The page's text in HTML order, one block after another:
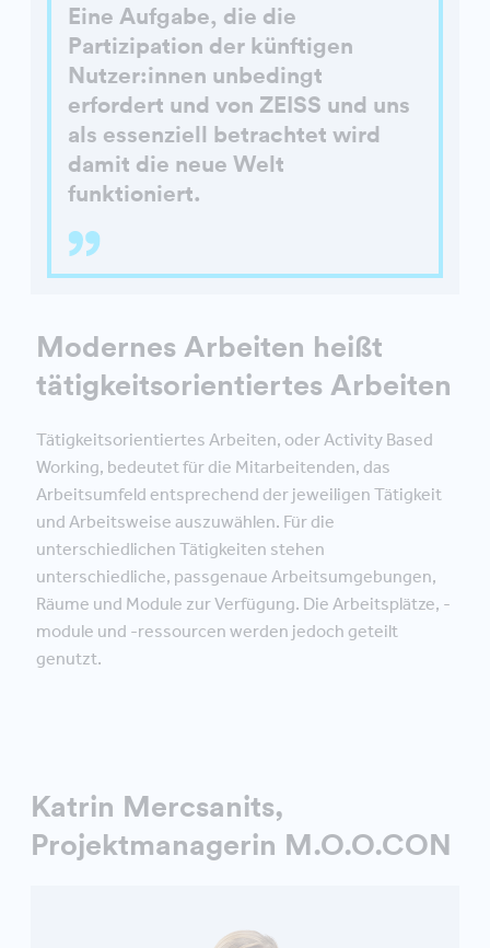
Eine Aufgabe, die die
Partizipation der künftigen
Nutzer:innen unbedingt
erfordert und von ZEISS und uns
als essenziell betrachtet wird
damit die neue Welt
funktioniert.
Modernes Arbeiten heißt
tätigkeitsorientiertes Arbeiten
Tätigkeitsorientiertes Arbeiten, oder Activity Based
Working, bedeutet für die Mitarbeitenden, das
Arbeitsumfeld entsprechend der jeweiligen Tätigkeit
und Arbeitsweise auszuwählen. Für die
unterschiedlichen Tätigkeiten stehen
unterschiedliche, passgenaue Arbeitsumgebungen,
Räume und Module zur Verfügung. Die Arbeitsplätze, -
module und -ressourcen werden jedoch geteilt
genutzt.
Katrin Mercsanits,
Projektmanagerin M.O.O.CON